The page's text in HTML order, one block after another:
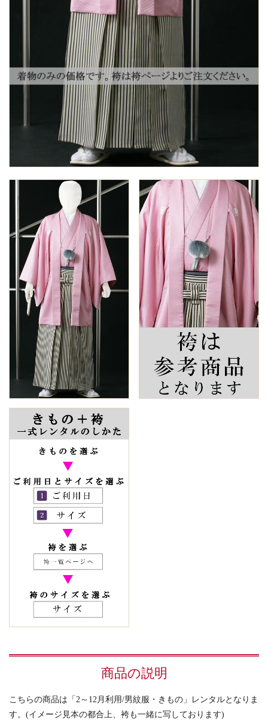
商品の説明
こちらの商品は「2～12月利用/男紋服・きもの」レンタルとなりま
す。(イメージ見本の都合上、袴も一緒に写しております)